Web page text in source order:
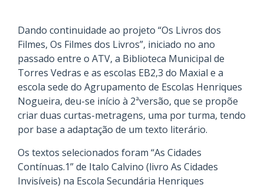
Dando continuidade ao projeto “Os Livros dos
Filmes, Os Filmes dos Livros”, iniciado no ano
passado entre o ATV, a Biblioteca Municipal de
Torres Vedras e as escolas EB2,3 do Maxial e a
escola sede do Agrupamento de Escolas Henriques
Nogueira, deu-se início à 2ªversão, que se propõe
criar duas curtas-metragens, uma por turma, tendo
por base a adaptação de um texto literário.
Os textos selecionados foram “As Cidades
Contínuas.1” de Italo Calvino (livro As Cidades
Invisíveis) na Escola Secundária Henriques